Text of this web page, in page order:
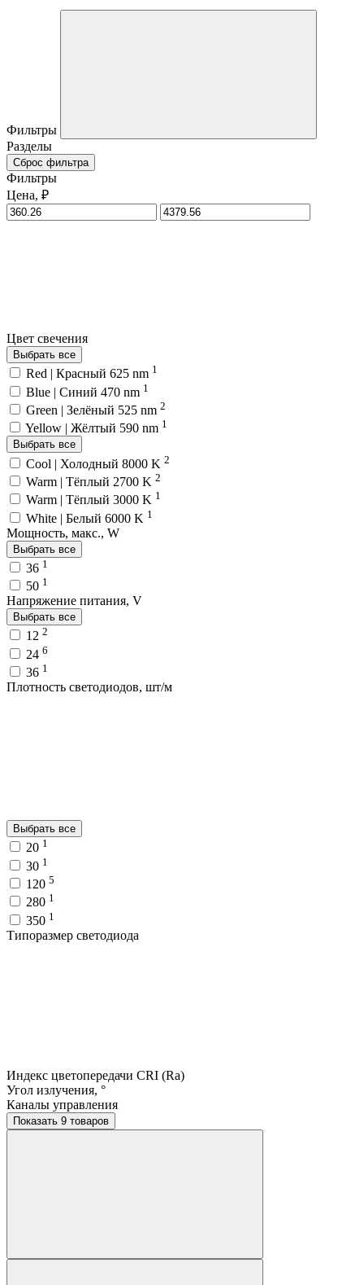
Фильтры
Разделы
Сброс фильтра
Фильтры
Цена, ₽
Цвет свечения
Выбрать все
Red | Красный 625 nm 1
Blue | Синий 470 nm 1
Green | Зелёный 525 nm 2
Yellow | Жёлтый 590 nm 1
Выбрать все
Cool | Холодный 8000 K 2
Warm | Тёплый 2700 K 2
Warm | Тёплый 3000 K 1
White | Белый 6000 K 1
Мощность, макс., W
Выбрать все
36 1
50 1
Напряжение питания, V
Выбрать все
12 2
24 6
36 1
Плотность светодиодов, шт/м
Выбрать все
20 1
30 1
120 5
280 1
350 1
Типоразмер светодиода
Индекс цветопередачи CRI (Ra)
Угол излучения, °
Каналы управления
Показать 9 товаров